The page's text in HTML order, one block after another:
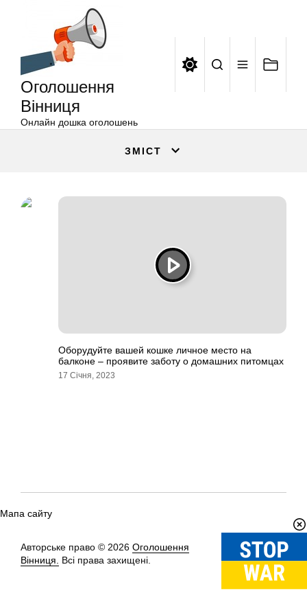
Оголошення
Вінниця
Онлайн дошка оголошень
ЗМІСТ
Оборудуйте вашей кошке личное место на
балконе – проявите заботу о домашних питомцах
17 Січня, 2023
Мапа сайту
Авторське право © 2026 Оголошення
Вінниця.
Всі права захищені.
Вгору↑